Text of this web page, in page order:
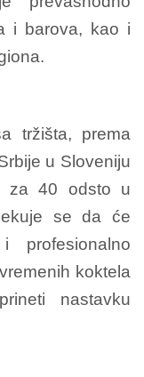
i barova, kao i
tržišta, prema
u Sloveniju
za 40 odsto u
se da će
profesionalno
koktela
nastavku